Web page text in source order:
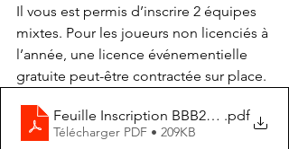
Il vous est permis d’inscrire 2 équipes
mixtes. Pour les joueurs non licenciés à
l’année, une licence événementielle
gratuite peut-être contractée sur place.
Feuille Inscription BBB2023.pdf
Télécharger PDF • 209KB